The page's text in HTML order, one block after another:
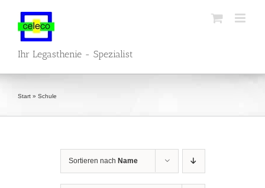
springen
Ihr Legasthenie - Spezialist
Start » Schule
Sortieren nach Name